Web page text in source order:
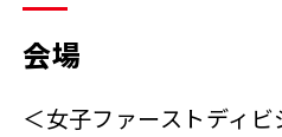
会場
＜女子ファーストディ